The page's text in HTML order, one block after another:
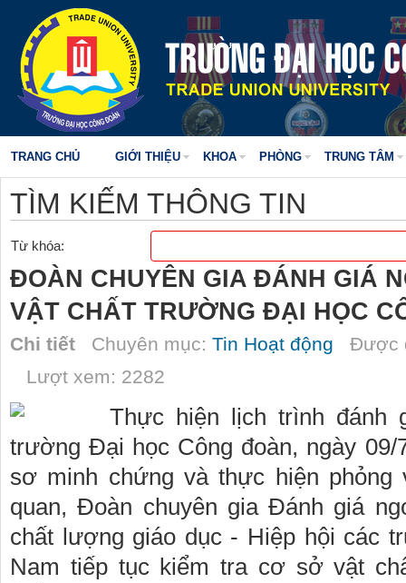
TRANG CHỦ GIỚI THIỆU KHOA PHÒNG TRUNG TÂM
TÌM KIẾM THÔNG TIN
Từ khóa:
ĐOÀN CHUYÊN GIA ĐÁNH GIÁ
VẬT CHẤT TRƯỜNG ĐẠI HỌC
Chi tiết Chuyên mục: Tin Hoạt động Được
Lượt xem: 2282
Thực hiện lịch trình đánh
trường Đại học Công đoàn, ngày 09/
sơ minh chứng và thực hiện
quan, Đoàn chuyên gia Đánh giá
chất lượng giáo dục - Hiệp hội các
Nam tiếp tục kiểm tra cơ sở vật